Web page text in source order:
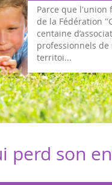
Parce que l'union
de la Fédération
centaine
professionnels de
territoi...
perd son